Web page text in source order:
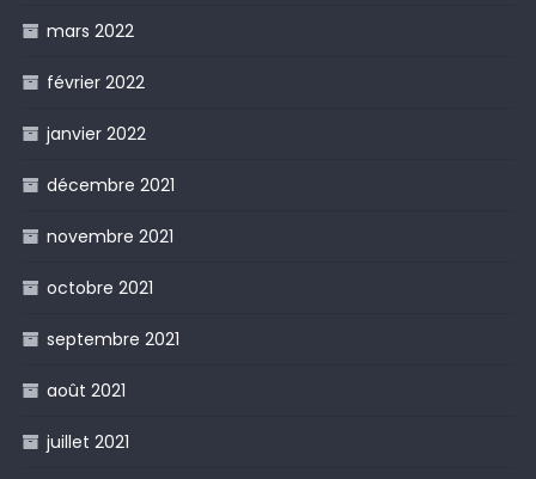
mars 2022
février 2022
janvier 2022
décembre 2021
novembre 2021
octobre 2021
septembre 2021
août 2021
juillet 2021